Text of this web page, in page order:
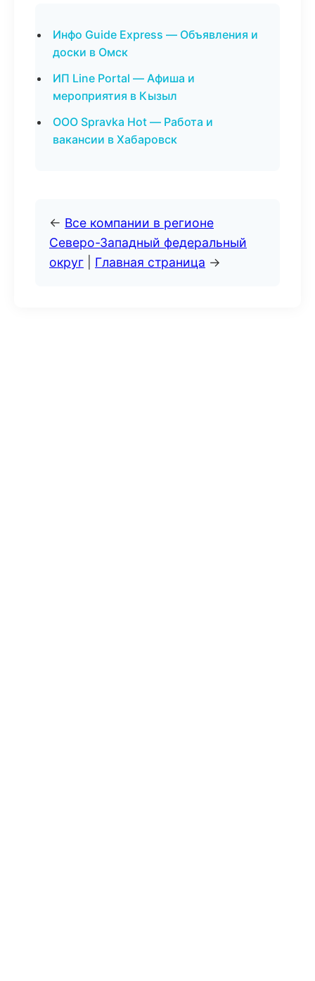
Инфо Guide Express — Объявления и
доски в Омск
ИП Line Portal — Афиша и
мероприятия в Кызыл
ООО Spravka Hot — Работа и
вакансии в Хабаровск
← Все компании в регионе
Северо-Западный федеральный
округ
Главная страница →